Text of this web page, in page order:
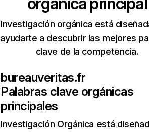
Investigación orgánica está
ayudarte a descubrir las mejores
clave de la competencia.
bureauveritas.fr
Palabras clave orgánicas
principales
Investigación Orgánica está